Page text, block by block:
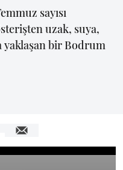
sayısı
uzak, suya,
yaklaşan bir Bodrum